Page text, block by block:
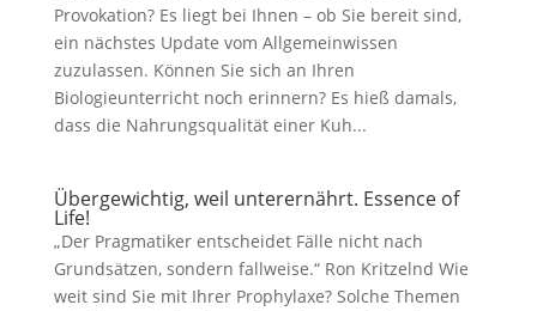
Provokation? Es liegt bei Ihnen – ob Sie bereit sind,
ein nächstes Update vom Allgemeinwissen
zuzulassen. Können Sie sich an Ihren
Biologieunterricht noch erinnern? Es hieß damals,
dass die Nahrungsqualität einer Kuh...
Übergewichtig, weil unterernährt. Essence of
Life!
„Der Pragmatiker entscheidet Fälle nicht nach
Grundsätzen, sondern fallweise.“ Ron Kritzelnd Wie
weit sind Sie mit Ihrer Prophylaxe? Solche Themen